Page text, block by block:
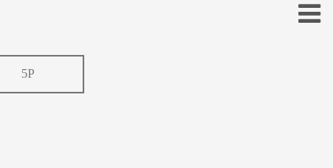
5P